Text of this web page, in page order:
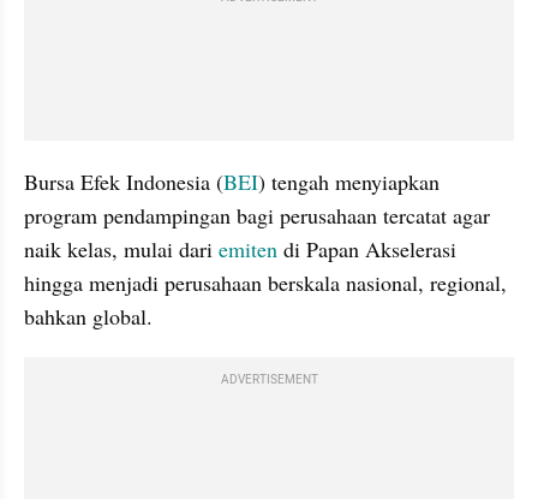
Bursa Efek Indonesia (BEI) tengah menyiapkan
program pendampingan bagi perusahaan tercatat agar
naik kelas, mulai dari emiten di Papan Akselerasi
hingga menjadi perusahaan berskala nasional, regional,
bahkan global.
ADVERTISEMENT